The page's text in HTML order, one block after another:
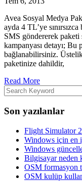
Avea Sosyal Medya
ayda 4 TL’ye
SMS göndererek paketi
kampanyası detayı;
bağlanabilirsiniz.
paketinize dahildir,
Read More
Son yazılanlar
Flight Simulator
Windows için en
Windows
Bilgisayar neden
OSM formasyon
OSM kulüp